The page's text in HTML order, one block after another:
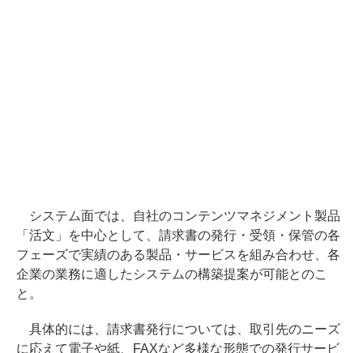
システム面では、自社のコンテンツマネジメント製品
「活文」を中心として、請求書の発行・受領・保管の各
フェーズで実績のある製品・サービスを組み合わせ、各
企業の業務に適したシステムの構築提案が可能とのこ
と。
具体的には、請求書発行については、取引先のニーズ
に応えて電子や紙、FAXなど多様な形態での発行サービ